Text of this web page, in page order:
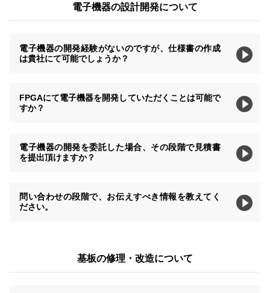
電子機器の設計開発について
電子機器の開発経験がないのですが、仕様書の作成
は貴社にて可能でしょうか？
FPGAにて電子機器を開発していただくことは可能で
すか？
電子機器の開発を委託した場合、その段階で見積書
を提出頂けますか？
問い合わせの段階で、お伝えすべき情報を教えてく
ださい。
基板の修理・改造について